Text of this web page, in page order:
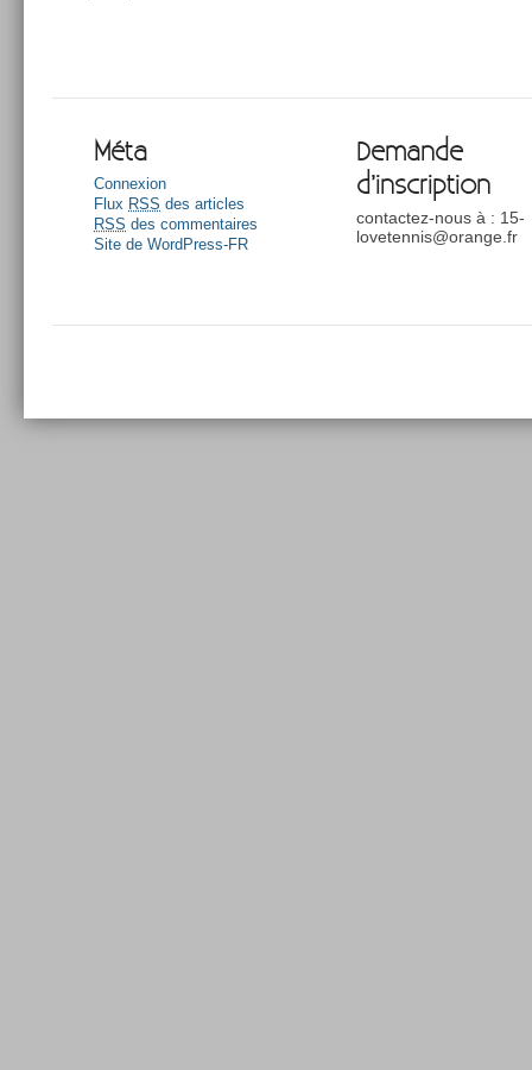
Méta
Connexion
Flux RSS des articles
RSS des commentaires
Site de WordPress-FR
Demande
d’inscription
contactez-nous à : 15-
lovetennis@orange.fr